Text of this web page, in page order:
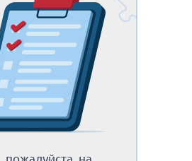
пожалуйста, на